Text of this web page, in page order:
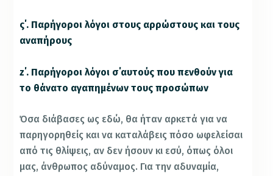
ς΄. Παρήγοροι λόγοι στους αρρώστους και τους
αναπήρους
z΄. Παρήγοροι λόγοι σ΄αυτούς που πενθούν για
το θάνατο αγαπημένων τους προσώπων
Όσα διάβασες ως εδώ, θα ήταν αρκετά για να
παρηγορηθείς και να καταλάβεις πόσο ωφελείσαι
από τις θλίψεις, αν δεν ήσουν κι εσύ, όπως όλοι
μας, άνθρωπος αδύναμος. Για την αδυναμία,